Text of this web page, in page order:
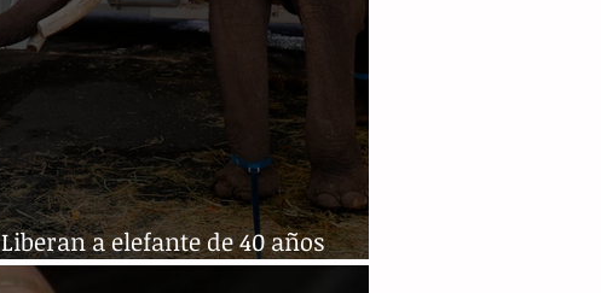
Liberan a elefante de 40 años
abandonado por un circo